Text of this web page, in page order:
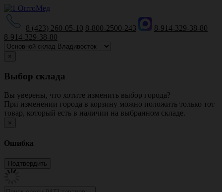
8 (423) 260-05-10 8-800-2500-243
8-914-329-38-80
8-914-329-38-80
×
Выбор склада
Вы уверены, что хотите изменить выбор города?
При изменении города в корзину можно положить только тот
товар, который есть в наличии на выбранном складе.
×
Ошибка